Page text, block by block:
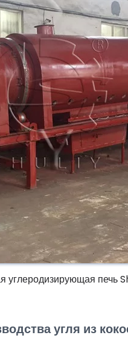
углеродизирующая печь
угля из